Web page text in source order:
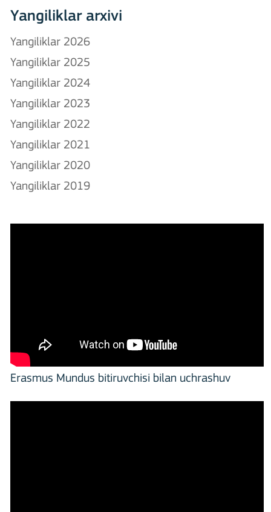
Yangiliklar arxivi
Yangiliklar 2026
Yangiliklar 2025
Yangiliklar 2024
Yangiliklar 2023
Yangiliklar 2022
Yangiliklar 2021
Yangiliklar 2020
Yangiliklar 2019
Erasmus Mundus bitiruvchisi bilan uchrashuv